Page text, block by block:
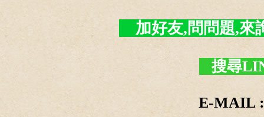
加好友,問問題,來
搜尋
E-MAIL :